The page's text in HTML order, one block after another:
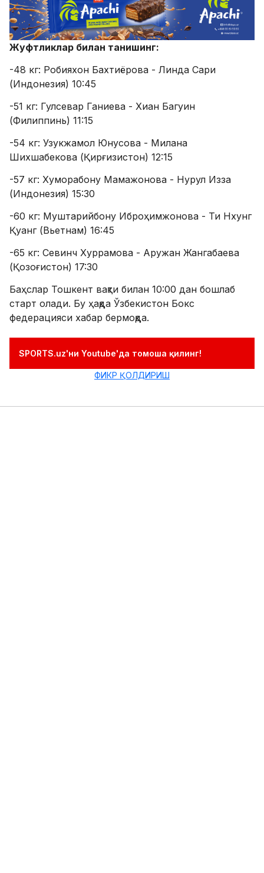
Жуфтликлар билан танишинг:
-48 кг: Робияхон Бахтиёрова - Линда Сари
(Индонезия) 10:45
-51 кг: Гулсевар Ганиева - Хиан Багуин
(Филиппинь) 11:15
-54 кг: Узукжамол Юнусова - Милана
Шихшабекова (Қирғизистон) 12:15
-57 кг: Хуморабону Мамажонова - Нурул Изза
(Индонезия) 15:30
-60 кг: Муштарийбону Иброҳимжонова - Ти Нхунг
Қуанг (Вьетнам) 16:45
-65 кг: Севинч Хуррамова - Аружан Жангабаева
(Қозоғистон) 17:30
Баҳслар Тошкент вақти билан 10:00 дан бошлаб
старт олади. Бу ҳақда Ўзбекистон Бокс
федерацияси хабар бермоқда.
SPORTS.uz'ни Youtube'да томоша қилинг!
ФИКР ҚОЛДИРИШ